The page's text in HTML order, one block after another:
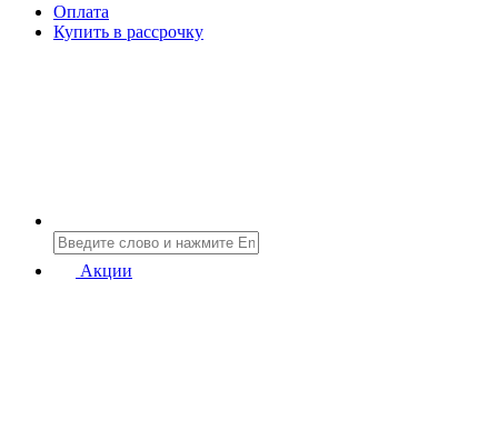
Оплата
Купить в рассрочку
Акции